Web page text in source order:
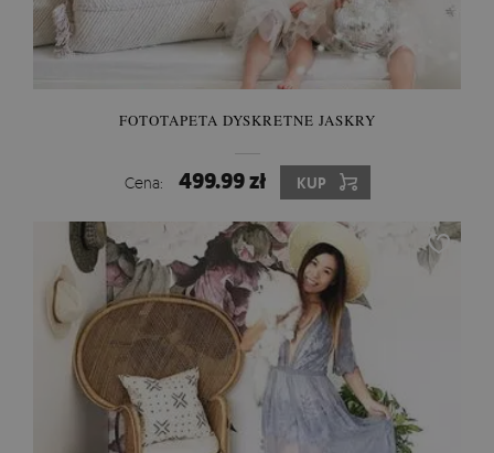
FOTOTAPETA DYSKRETNE JASKRY
Cena: 499.99 zł KUP